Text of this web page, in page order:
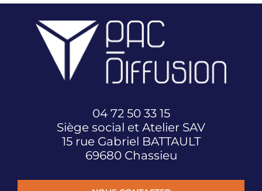
04 72 50 33 15
Siège social et Atelier SAV
15 rue Gabriel BATTAULT
69680 Chassieu